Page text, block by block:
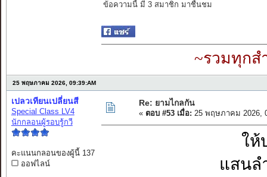
ข้อความนี้ มี 3 สมาชิก มาชื่นชม
~รวมทุกส
25 พฤษภาคม 2026, 09:39:AM
เปลวเทียนเปลี่ยนสี
Special Class LV4
นักกลอนผู้รอบรู้กวี
คะแนนกลอนของผู้นี้ 137
ออฟไลน์
Re: ยามไกลกัน
« ตอบ #53 เมื่อ: 25 พฤษภาคม 2026,
ให้
แสนล